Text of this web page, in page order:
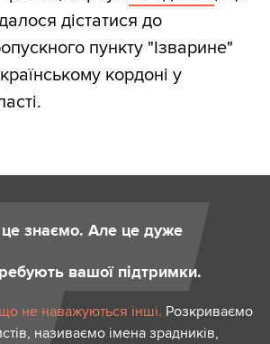
дістатися до
пункту "Ізварине"
кордоні у
знаємо. Але це дуже
вашої підтримки.
не наважуються інші. Розкриваємо
називаємо імена зрадників,